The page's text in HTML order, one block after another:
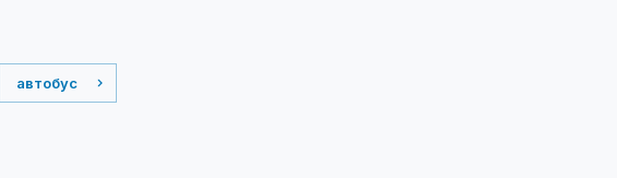
автобус